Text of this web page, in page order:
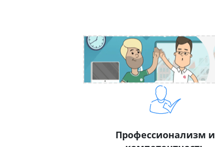
Профессионализм и